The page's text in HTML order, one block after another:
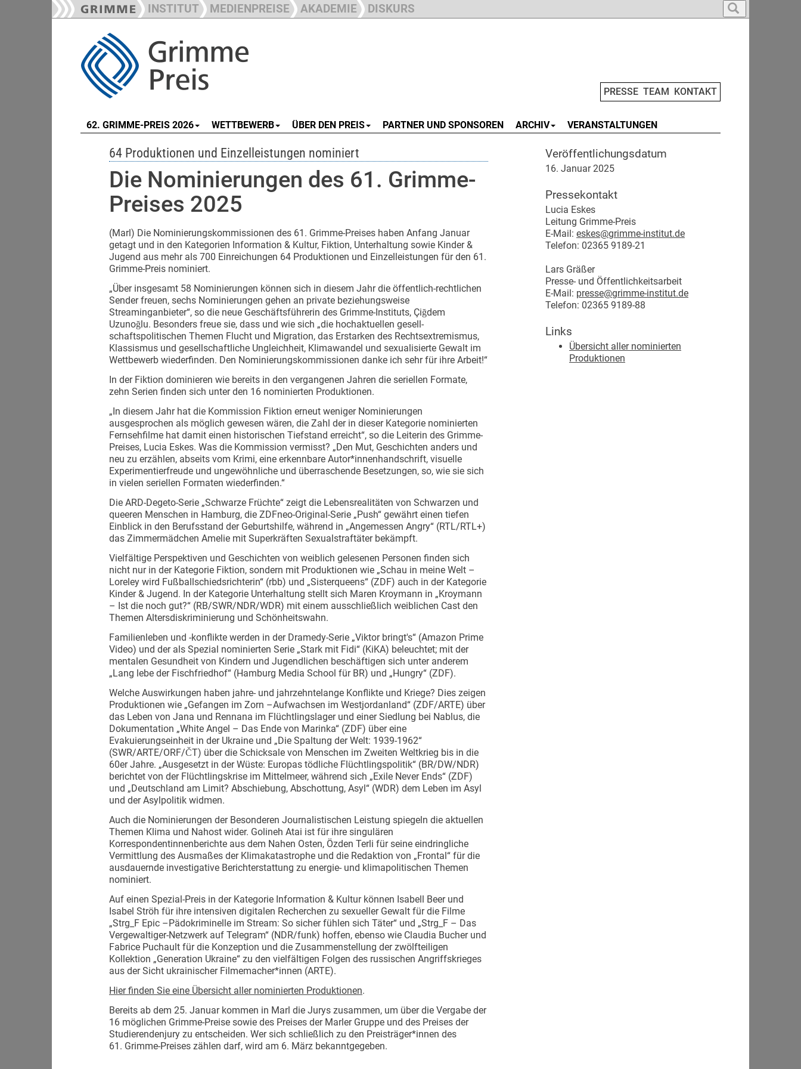
INSTITUT MEDIENPREISE AKADEMIE DISKURS
PRESSE TEAM KONTAKT
62. GRIMME-PREIS 2026 WETTBEWERB ÜBER DEN PREIS PARTNER UND SPONSOREN ARCHIV VERANSTALTUNGEN
64 Produktionen und Einzelleistungen nominiert
Die Nominierungen des 61. Grimme-
Preises 2025
(Marl) Die Nominierungskommissionen des 61. Grimme-Preises haben Anfang Januar
getagt und in den Kategorien Information & Kultur, Fiktion, Unterhaltung sowie Kinder &
Jugend aus mehr als 700 Einreichungen 64 Produktionen und Einzelleistungen für den 61.
Grimme-Preis nominiert.
„Über insgesamt 58 Nominierungen können sich in diesem Jahr die öffentlich-rechtlichen
Sender freuen, sechs Nominierungen gehen an private beziehungsweise
Streaminganbieter“, so die neue Geschäftsführerin des Grimme-Instituts, Çiğdem
Uzunoğlu. Beson­ders freue sie, dass und wie sich „die hochaktuellen gesell­
schaftspolitischen Themen Flucht und Migration, das Erstarken des Rechtsextremismus,
Klassismus und gesellschaftliche Ungleichheit, Klimawandel und sexualisierte Gewalt im
Wettbewerb wiederfinden. Den Nominierungskommissionen danke ich sehr für ihre Arbeit!“
In der Fiktion dominieren wie bereits in den vergangenen Jahren die seriellen Formate,
zehn Serien finden sich unter den 16 nominierten Produktionen.
„In diesem Jahr hat die Kommission Fiktion erneut weniger Nominierungen
ausgesprochen als möglich gewesen wären, die Zahl der in dieser Kategorie nominierten
Fernsehfilme hat damit einen historischen Tiefstand erreicht“, so die Leiterin des Grimme-
Preises, Lucia Eskes. Was die Kommission vermisst? „Den Mut, Geschichten anders und
neu zu erzählen, abseits vom Krimi, eine erkennbare Autor*innenhandschrift, visuelle
Experimentierfreude und ungewöhnliche und überraschende Besetzungen, so, wie sie sich
in vielen seriellen Formaten wiederfinden.“
Die ARD-Degeto-Serie „Schwarze Früchte“ zeigt die Lebens­realitäten von Schwarzen und
queeren Menschen in Hamburg, die ZDFneo-Original-Serie „Push“ gewährt einen tiefen
Einblick in den Berufsstand der Geburtshilfe, während in „Angemessen Angry“ (RTL/RTL+)
das Zimmermädchen Amelie mit Superkräften Sexual­straftäter bekämpft.
Vielfältige Perspektiven und Geschichten von weiblich gelesenen Personen finden sich
nicht nur in der Kategorie Fiktion, sondern mit Produktionen wie „Schau in meine Welt –
Loreley wird Fußball­schiedsrichterin“ (rbb) und „Sisterqueens“ (ZDF) auch in der Kategorie
Kinder & Jugend. In der Kategorie Unterhaltung stellt sich Maren Kroymann in „Kroymann
– Ist die noch gut?“ (RB/SWR/NDR/WDR) mit einem ausschließlich weiblichen Cast den
Themen Altersdiskriminierung und Schönheitswahn.
Familienleben und -konflikte werden in der Dramedy-Serie „Viktor bringt's“ (Amazon Prime
Video) und der als Spezial nominierten Serie „Stark mit Fidi“ (KiKA) beleuchtet; mit der
mentalen Gesundheit von Kindern und Jugendlichen beschäftigen sich unter anderem
„Lang lebe der Fischfriedhof“ (Hamburg Media School für BR) und „Hungry“ (ZDF).
Welche Auswirkungen haben jahre- und jahrzehntelange Konflikte und Kriege? Dies zeigen
Produktionen wie „Gefangen im Zorn –Aufwachsen im Westjordanland“ (ZDF/ARTE) über
das Leben von Jana und Rennana im Flüchtlingslager und einer Siedlung bei Nablus, die
Dokumentation „White Angel – Das Ende von Marinka“ (ZDF) über eine
Evakuierungseinheit in der Ukraine und „Die Spaltung der Welt: 1939-1962“
(SWR/ARTE/ORF/ČT) über die Schicksale von Menschen im Zweiten Weltkrieg bis in die
60er Jahre. „Ausgesetzt in der Wüste: Europas tödliche Flüchtlingspolitik“ (BR/DW/NDR)
berichtet von der Flüchtlingskrise im Mittelmeer, während sich „Exile Never Ends“ (ZDF)
und „Deutschland am Limit? Abschiebung, Abschottung, Asyl“ (WDR) dem Leben im Asyl
und der Asylpolitik widmen.
Auch die Nominierungen der Besonderen Journalistischen Leistung spiegeln die aktuellen
Themen Klima und Nahost wider. Golineh Atai ist für ihre singulären
Korrespondentinnenberichte aus dem Nahen Osten, Özden Terli für seine eindringliche
Vermittlung des Ausmaßes der Klimakatastrophe und die Redaktion von „Frontal“ für die
ausdauernde investigative Berichterstattung zu energie- und klimapolitischen Themen
nominiert.
Auf einen Spezial-Preis in der Kategorie Information & Kultur können Isabell Beer und
Isabel Ströh für ihre intensiven digitalen Recherchen zu sexueller Gewalt für die Filme
„Strg_F Epic –Pädokriminelle im Stream: So sicher fühlen sich Täter“ und „Strg_F – Das
Vergewaltiger-Netzwerk auf Telegram“ (NDR/funk) hoffen, ebenso wie Claudia Bucher und
Fabrice Puchault für die Konzeption und die Zusammenstellung der zwölfteiligen
Kollektion „Generation Ukraine“ zu den vielfältigen Folgen des russischen Angriffskrieges
aus der Sicht ukrainischer Filmemacher*innen (ARTE).
Hier finden Sie eine Übersicht aller nominierten Produktionen.
Bereits ab dem 25. Januar kommen in Marl die Jurys zusammen, um über die Vergabe der
16 möglichen Grimme-Preise sowie des Preises der Marler Gruppe und des Preises der
Studierendenjury zu entscheiden. Wer sich schließlich zu den Preisträger*innen des
61. Grimme-Preises zählen darf, wird am 6. März bekanntgegeben.
Veröffentlichungsdatum
16. Januar 2025
Pressekontakt
Lucia Eskes
Leitung Grimme-Preis
E-Mail: eskes@grimme-institut.de
Telefon: 02365 9189-21
Lars Gräßer
Presse- und Öffentlichkeitsarbeit
E-Mail: presse@grimme-institut.de
Telefon: 02365 9189-88
Links
Übersicht aller nominierten
Produktionen